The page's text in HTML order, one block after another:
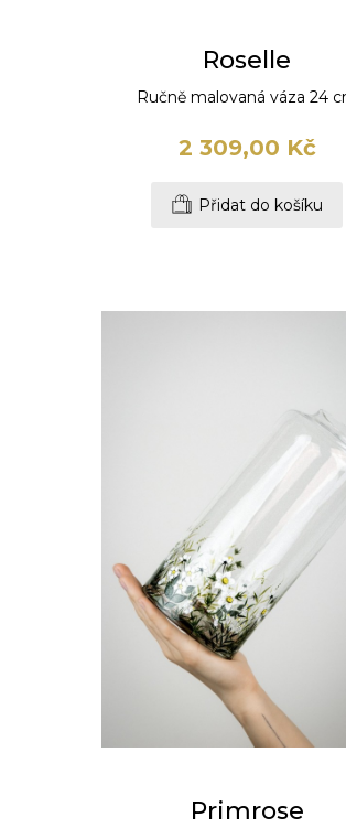
Roselle
Ručně malovaná váza 24
2 309,00 Kč
Přidat do košíku
Primrose